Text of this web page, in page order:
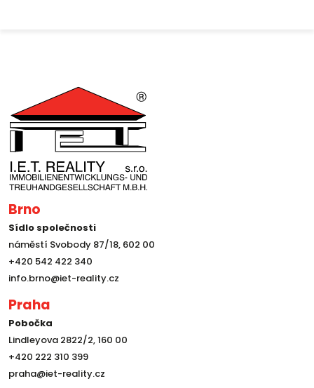
Brno
Sídlo společnosti
náměstí Svobody 87/18, 602 00
+420 542 422 340
info.brno@iet-reality.cz
Praha
Pobočka
Lindleyova 2822/2, 160 00
+420 222 310 399
praha@iet-reality.cz